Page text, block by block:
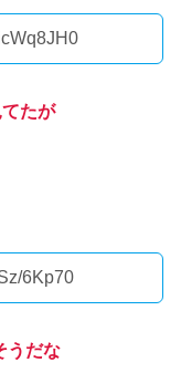
たが
6Kp70
うだな